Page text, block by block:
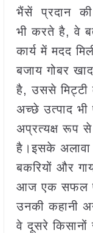
भैंसें प्रदान की
भी करते है, वे
कार्य में मदद
बजाय गोबर
है, उससे मिट्टी
अच्छे उत्पाद भी
अप्रत्यक्ष रूप से
है।इसके
बकरियों और
आज एक सफल
उनकी कहानी
वे दूसरे